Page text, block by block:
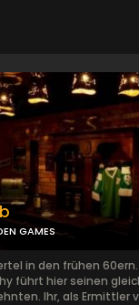
GAMES
in den frühen 60ern.
führt hier seinen
Ihr, als Ermittler